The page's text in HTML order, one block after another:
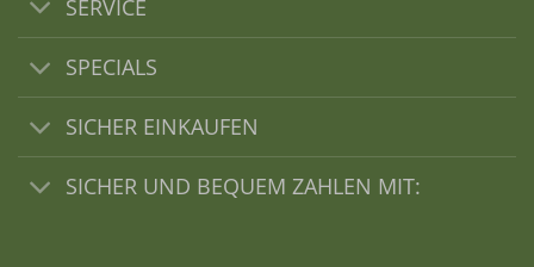
SERVICE
SPECIALS
SICHER EINKAUFEN
SICHER UND BEQUEM ZAHLEN MIT: